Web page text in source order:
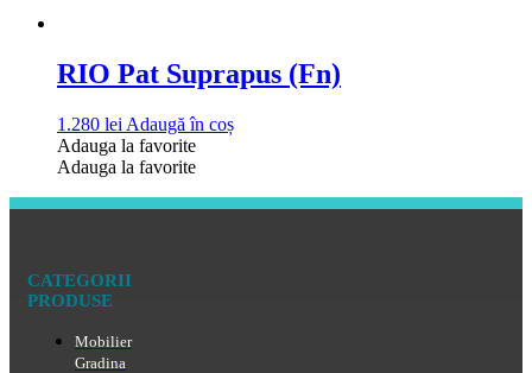
RIO Pat Suprapus (Fn)
1.280 lei Adaugă în coș
Adauga la favorite
Adauga la favorite
CATEGORII
PRODUSE
Mobilier
Gradina